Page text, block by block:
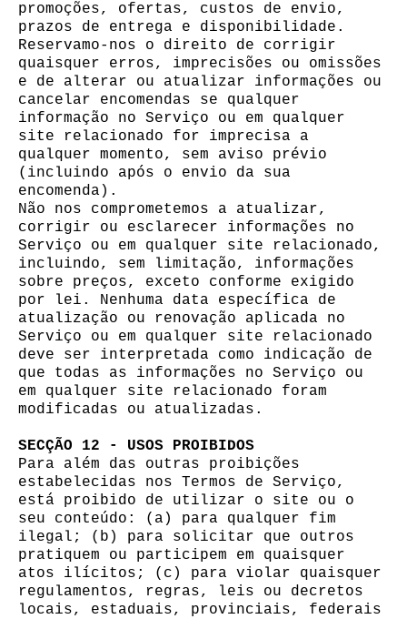
promoções, ofertas, custos de envio,
prazos de entrega e disponibilidade.
Reservamo-nos o direito de corrigir
quaisquer erros, imprecisões ou omissões
e de alterar ou atualizar informações ou
cancelar encomendas se qualquer
informação no Serviço ou em qualquer
site relacionado for imprecisa a
qualquer momento, sem aviso prévio
(incluindo após o envio da sua
encomenda).
Não nos comprometemos a atualizar,
corrigir ou esclarecer informações no
Serviço ou em qualquer site relacionado,
incluindo, sem limitação, informações
sobre preços, exceto conforme exigido
por lei. Nenhuma data específica de
atualização ou renovação aplicada no
Serviço ou em qualquer site relacionado
deve ser interpretada como indicação de
que todas as informações no Serviço ou
em qualquer site relacionado foram
modificadas ou atualizadas.
SECÇÃO 12 - USOS PROIBIDOS
Para além das outras proibições
estabelecidas nos Termos de Serviço,
está proibido de utilizar o site ou o
seu conteúdo: (a) para qualquer fim
ilegal; (b) para solicitar que outros
pratiquem ou participem em quaisquer
atos ilícitos; (c) para violar quaisquer
regulamentos, regras, leis ou decretos
locais, estaduais, provinciais, federais